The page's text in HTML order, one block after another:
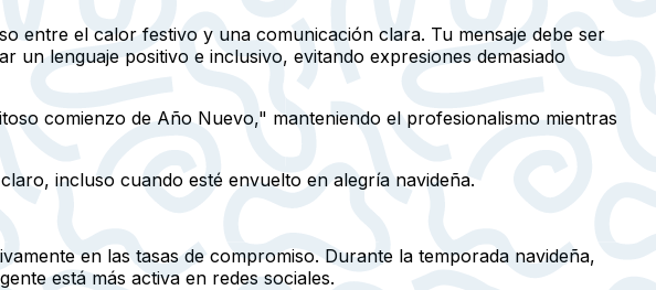
entre el calor festivo y una comunicación clara. Tu mensaje debe ser
un lenguaje positivo e inclusivo, evitando expresiones demasiado
comienzo de Año Nuevo," manteniendo el profesionalismo mientras
incluso cuando esté envuelto en alegría navideña.
en las tasas de compromiso. Durante la temporada navideña,
está más activa en redes sociales.